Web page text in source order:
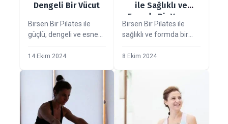
Dengeli Bir Vücut
Birsen Bir Pilates ile
güçlü, dengeli ve esnek
Sırt ve bel ağrılarını
sağlıklı egzersizlerle
rahatlayın ve Reformer
Pilates ile tanışın.
14 Ekim 2024
ile Sağlıklı ve
Formda Bir Yaşam
Birsen Bir Pilates ile
sağlıklı ve formda bir
faydaları, Reformer
ve birebir eğitimlerle
sağlığınızı güçlendirin.
8 Ekim 2024